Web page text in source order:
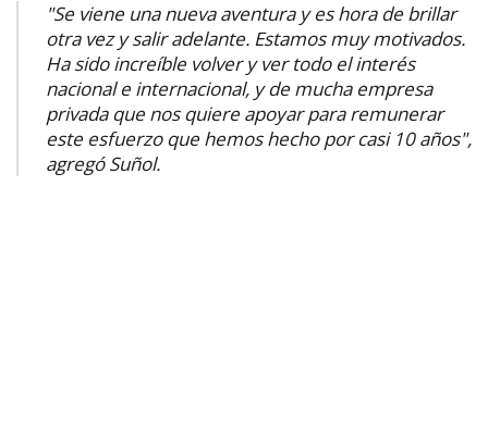
"Se viene una nueva aventura y es hora de brillar
otra vez y salir adelante. Estamos muy motivados.
Ha sido increíble volver y ver todo el interés
nacional e internacional, y de mucha empresa
privada que nos quiere apoyar para remunerar
este esfuerzo que hemos hecho por casi 10 años",
agregó Suñol.